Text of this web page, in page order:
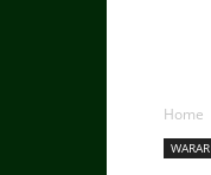
Home
WARAR